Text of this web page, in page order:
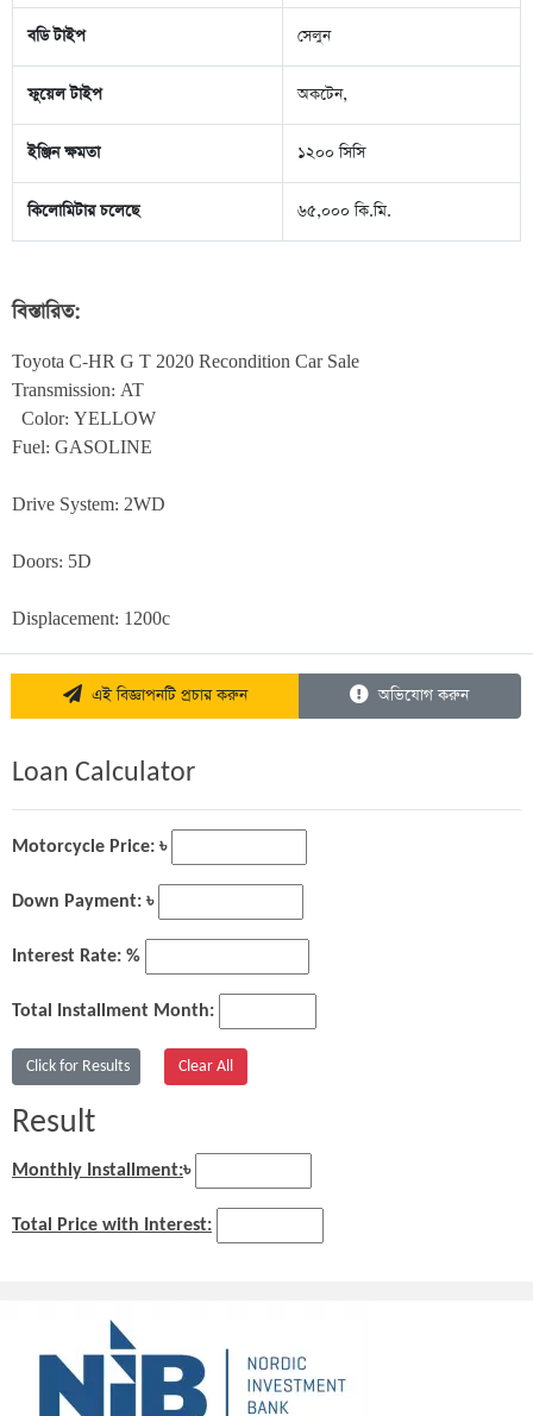
বডি টাইপ সেলুন
ফুয়েল টাইপ অকটেন,
ইঞ্জিন ক্ষমতা ১২০০ সিসি
কিলোমিটার চলেছে ৬৫,০০০ কি.মি.
বিস্তারিত:
Toyota C-HR G T 2020 Recondition Car Sale
Transmission: AT
Fuel: GASOLINE
Drive System: 2WD
Doors: 5D
Displacement: 1200c
এই বিজ্ঞাপনটি প্রচার করুন অভিযোগ করুন
Loan Calculator
Motorcycle Price: ৳
Down Payment: ৳
Interest Rate: %
Total Installment Month:
Result
Monthly Installment:৳
Total Price with Interest: